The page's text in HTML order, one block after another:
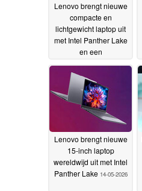
Lenovo brengt nieuwe
compacte en
lichtgewicht laptop uit
met Intel Panther Lake
en een
30 uur
Lenovo brengt nieuwe
15-inch laptop
wereldwijd uit met Intel
Panther Lake 14-05-2026